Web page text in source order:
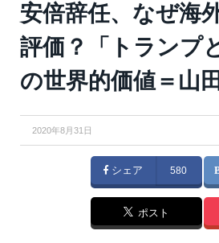
安倍辞任、なぜ海
評価？「トランプ
の世界的価値＝山
2020年8月31日
シェア 580
ポスト